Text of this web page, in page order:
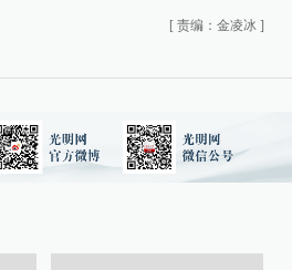
[ 责编：金凌冰 ]